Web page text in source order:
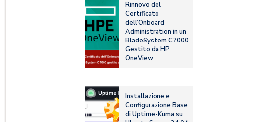
Rinnovo del
Certificato
dell’Onboard
Administration in un
BladeSystem C7000
Gestito da HP
OneView
Installazione e
Configurazione Base
di Uptime-Kuma su